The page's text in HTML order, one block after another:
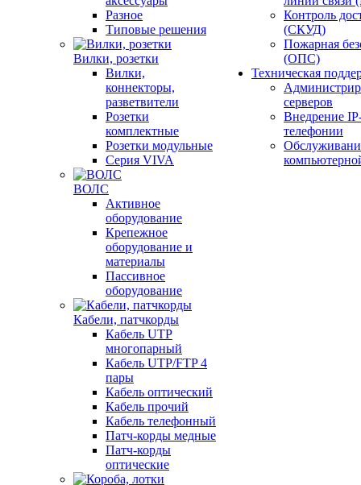
Разное
Типовые решения
Вилки, розетки
Вилки,
коннекторы,
разветвители
Розетки
комплектные
Розетки модульные
Серия VIVA
ВОЛС
Активное
оборудование
Крепежное
оборудование и
материалы
Пассивное
оборудование
Кабели, патчкорды
Кабель UTP
многопарный
Кабель UTP/FTP 4
пары
Кабель оптический
Кабель прочий
Кабель телефонный
Патч-корды медные
Патч-корды
оптические
Контроль
(СКУД)
Пожарная
(ОПС)
Техническая
серверов
Внедрение
телефонии